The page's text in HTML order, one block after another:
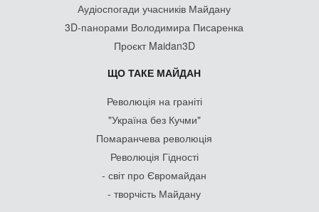
Аудіоспогади учасників Майдану
3D-панорами Володимира Писаренка
Проєкт Maidan3D
ЩО ТАКЕ МАЙДАН
Революція на граніті
"Україна без Кучми"
Помаранчева революція
Революція Гідності
- світ про Євромайдан
- творчість Майдану